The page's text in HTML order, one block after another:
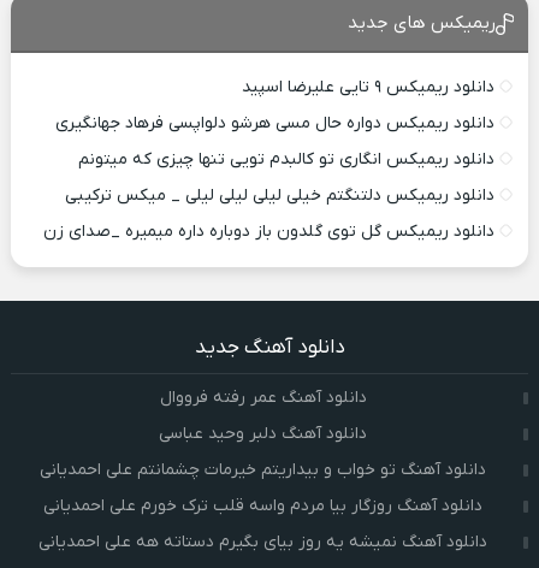
ریمیکس های جدید
دانلود ریمیکس ۹ تایی علیرضا اسپید
دانلود ریمیکس دواره حال مسی هرشو دلواپسی فرهاد جهانگیری
دانلود ریمیکس انگاری تو کالبدم تویی تنها چیزی که میتونم
دانلود ریمیکس دلتنگتم خیلی لیلی لیلی لیلی _ میکس ترکیبی
دانلود ریمیکس گل توی گلدون باز دوباره داره میمیره _صدای زن
دانلود آهنگ جدید
دانلود آهنگ عمر رفته فرووال
دانلود آهنگ دلبر وحید عباسی
دانلود آهنگ تو خواب و بیداریتم خیرمات چشمانتم علی احمدیانی
دانلود آهنگ روزگار بیا مردم واسه قلب ترک خورم علی احمدیانی
دانلود آهنگ نمیشه یه روز بیای بگیرم دستاته هه علی احمدیانی